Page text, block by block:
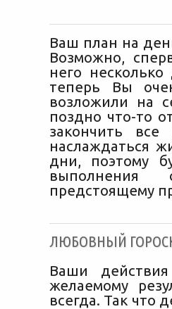
Ваш план на
Возможно,
него
теперь Вы
возложили на
поздно что-то
закончить
наслаждаться
дни, поэтому
предстоящему
ЛЮБОВНЫЙ
Ваши
желаемому
всегда. Так что